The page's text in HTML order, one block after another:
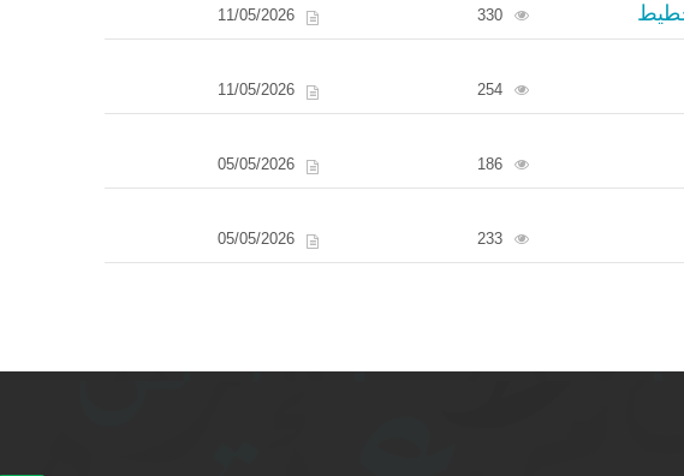
330
11/05/2026
254
11/05/2026
186
05/05/2026
233
05/05/2026